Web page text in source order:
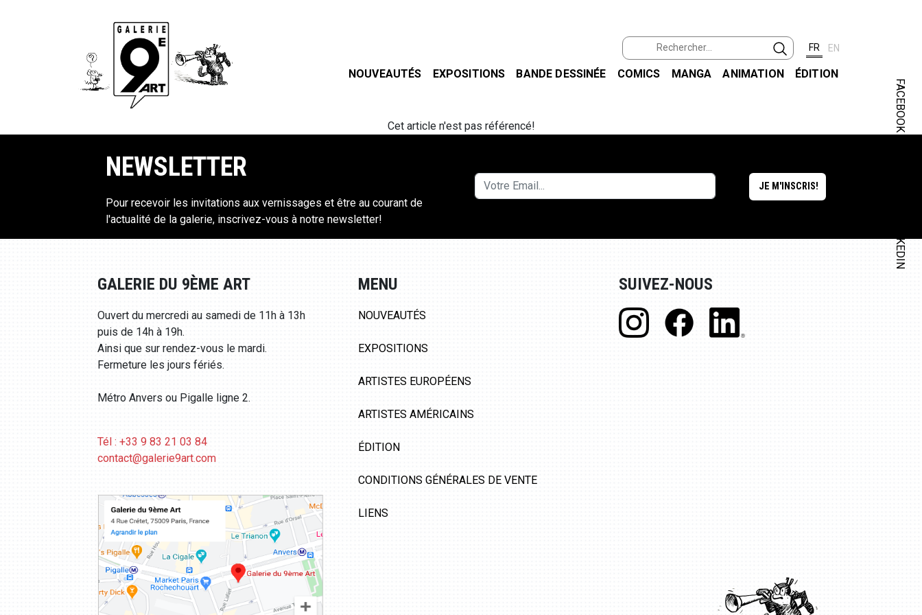
FR EN
NOUVEAUTÉS EXPOSITIONS BANDE DESSINÉE COMICS MANGA ANIMATION ÉDITION
FACEBOOK
LINKEDIN
Cet article n'est pas référencé!
NEWSLETTER
Pour recevoir les invitations aux vernissages et être au courant de
l'actualité de la galerie, inscrivez-vous à notre newsletter!
GALERIE DU 9ÈME ART
Ouvert du mercredi au samedi de 11h à 13h
puis de 14h à 19h.
Ainsi que sur rendez-vous le mardi.
Fermeture les jours fériés.
Métro Anvers ou Pigalle ligne 2.
Tél : +33 9 83 21 03 84
contact@galerie9art.com
MENU
NOUVEAUTÉS
EXPOSITIONS
ARTISTES EUROPÉENS
ARTISTES AMÉRICAINS
ÉDITION
CONDITIONS GÉNÉRALES DE VENTE
LIENS
SUIVEZ-NOUS